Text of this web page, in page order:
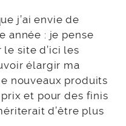
j’ai envie de
année : je pense
le site d’ici les
élargir ma
nouveaux produits
et pour des finis
d’être plus